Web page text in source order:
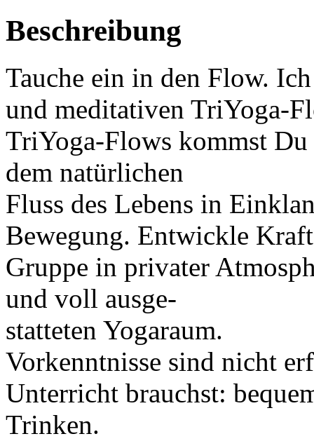
Beschreibung
Tauche ein in den Flow.
und meditativen TriYoga-
TriYoga-Flows kommst
dem natürlichen
Fluss des Lebens in
Bewegung. Entwickle
Gruppe in privater
und voll ausge-
statteten Yogaraum.
Vorkenntnisse sind nicht
Unterricht brauchst:
Trinken.